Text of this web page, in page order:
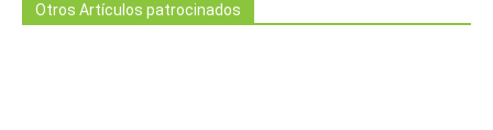
Otros Artículos patrocinados